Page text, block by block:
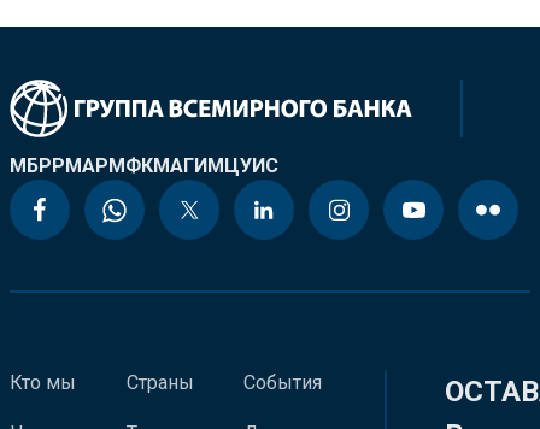
МБРРМАРМФКМАГИМЦУИС
Кто мы Страны События